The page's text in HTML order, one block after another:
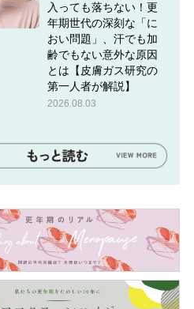
入っても落ちない！更
年期世代の深刻な「に
おい問題」、汗でも加
齢でもない意外な原因
とは【皮膚ガス研究の
第一人者が解説】
2026.08.03